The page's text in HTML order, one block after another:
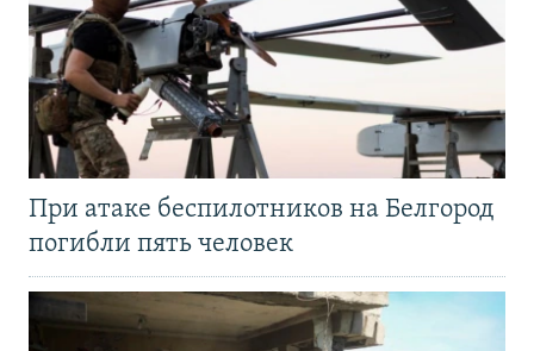
При атаке беспилотников на Белгород
погибли пять человек